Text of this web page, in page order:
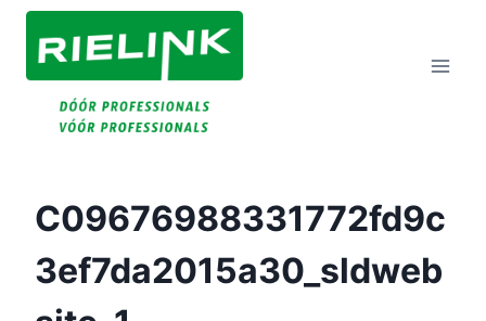
Doorgaan
Naar
Inhoud
C09676988331772fd9c
3ef7da2015a30_sldweb